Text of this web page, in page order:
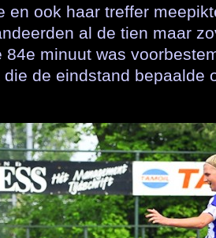
en ook haar treffer
al de tien maar
84e minuut was
de eindstand bepaalde